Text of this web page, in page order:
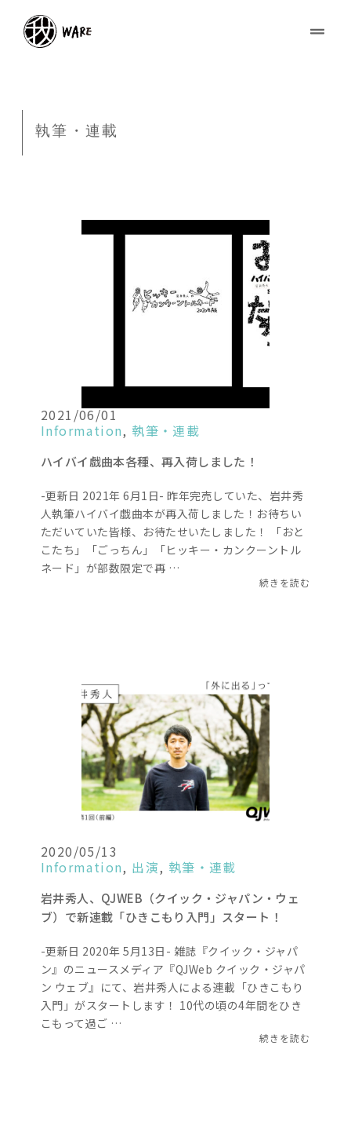
執筆・連載
2021/06/01
Information, 執筆・連載
ハイバイ戯曲本各種、再入荷しました！
-更新日 2021年 6月1日- 昨年完売していた、岩井秀
人執筆ハイバイ戯曲本が再入荷しました！お待ちい
ただいていた皆様、お待たせいたしました！ 「おと
こたち」「ごっちん」「ヒッキー・カンクーントル
ネード」が部数限定で再 …
続きを読む
2020/05/13
Information, 出演, 執筆・連載
岩井秀人、QJWEB（クイック・ジャパン・ウェ
ブ）で新連載「ひきこもり入門」スタート！
-更新日 2020年 5月13日- 雑誌『クイック・ジャパ
ン』のニュースメディア『QJWeb クイック・ジャパ
ン ウェブ』にて、岩井秀人による連載「ひきこもり
入門」がスタートします！ 10代の頃の4年間をひき
こもって過ご …
続きを読む